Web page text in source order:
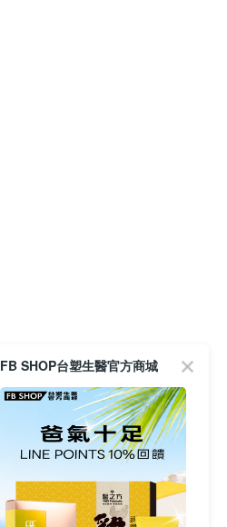
FB SHOP台塑生醫官方商城